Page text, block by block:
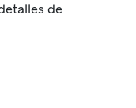
de